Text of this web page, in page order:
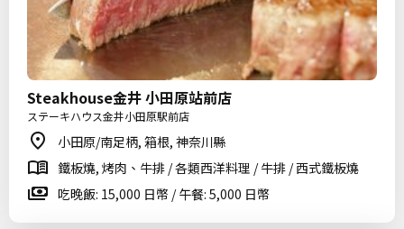
Steakhouse金井 小田原站前店
ステーキハウス金井小田原駅前店
小田原/南足柄, 箱根, 神奈川縣
鐵板燒, 烤肉、牛排 / 各類西洋料理 / 牛排 / 西式鐵板燒
吃晚飯: 15,000 日幣 / 午餐: 5,000 日幣